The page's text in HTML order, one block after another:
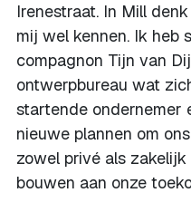
Irenestraat. In Mill
mij wel kennen. Ik heb
compagnon Tijn van
ontwerpbureau wat
startende ondernemer
nieuwe plannen om
zowel privé als
bouwen aan onze